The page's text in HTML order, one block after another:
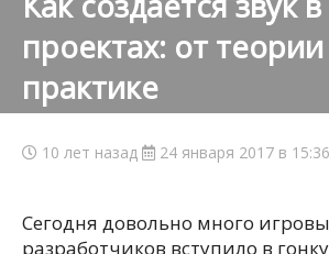
проектах: от теории
практике
10 лет назад 24 января 2017 в 15:36
Сегодня довольно много
разработчиков вступило в